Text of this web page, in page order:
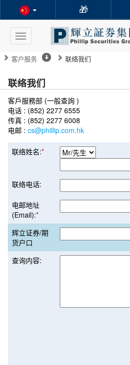
🎁
Toggle
navigation
客户服务 联络我们
联络我们
客戶服務部 (一般查詢 )
电话 : (852) 2277 6555
传真 : (852) 2277 6008
电邮 : cs@phillip.com.hk
联络姓名:*
联络电话:
电邮地址
(Email):*
辉立证券/期
货户口
查询内容: